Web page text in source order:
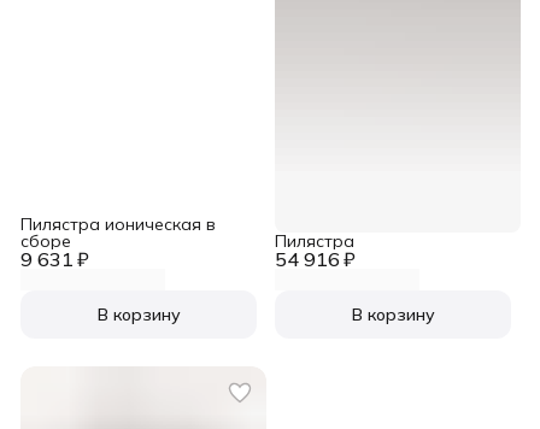
9 631 ₽
Пилястра ионическая в
сборе
В корзину
54 916 ₽
Пилястра
В корзину